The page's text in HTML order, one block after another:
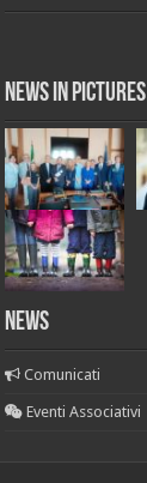
News in Pictures
NEWS
Comunicati
Eventi Associativi